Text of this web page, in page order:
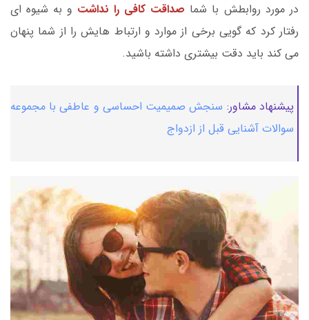
در مورد روابطش با شما صداقت کافی را نداشت و به شیوه ای
رفتار کرد که گویی برخی از موارد و ارتباط هایش را از شما پنهان
می کند باید دقت بیشتری داشته باشید.
پیشنهاد مشاور: سنجش صمیمیت احساسی و عاطفی با مجموعه
سوالات آشنایی قبل از ازدواج